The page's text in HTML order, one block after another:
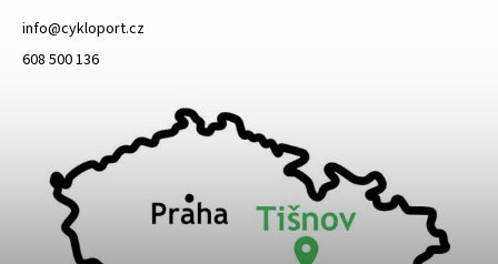
info@cykloport.cz
608 500 136